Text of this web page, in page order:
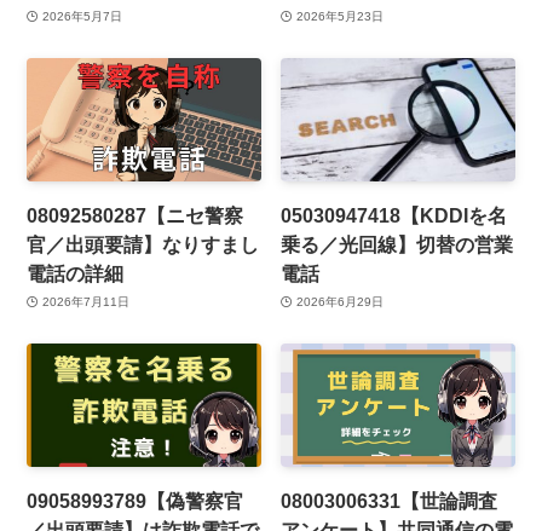
2026年5月7日 2026年5月23日
08092580287【ニセ警察
官／出頭要請】なりすまし
電話の詳細
2026年7月11日
05030947418【KDDIを名
乗る／光回線】切替の営業
電話
2026年6月29日
09058993789【偽警察官
08003006331【世論調査